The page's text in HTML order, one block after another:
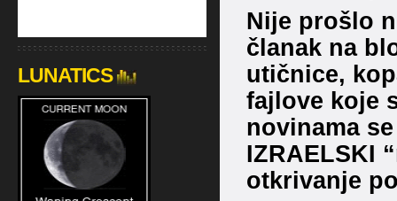
Nije prošlo
članak na
utičnice,
fajlove koje
novinama
IZRAELSKI
otkrivanje
LUNATICS